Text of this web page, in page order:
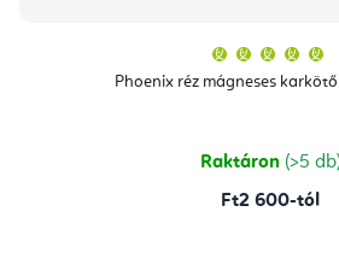
Phoenix réz mágneses
Raktáron (>5
Ft2 600-tól